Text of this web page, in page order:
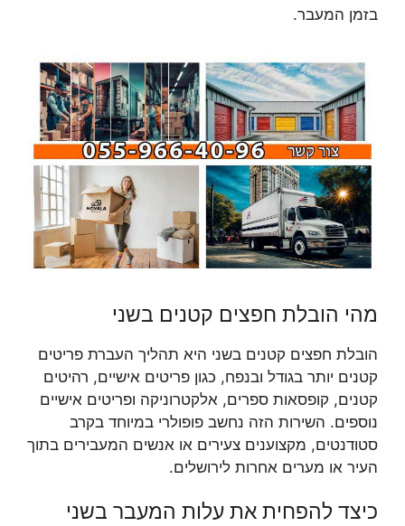
בזמן המעבר.
מהי הובלת חפצים קטנים בשני
הובלת חפצים קטנים בשני היא תהליך העברת פריטים
קטנים יותר בגודל ובנפח, כגון פריטים אישיים, רהיטים
קטנים, קופסאות ספרים, אלקטרוניקה ופריטים אישיים
נוספים. השירות הזה נחשב פופולרי במיוחד בקרב
סטודנטים, מקצוענים צעירים או אנשים המעבירים בתוך
העיר או מערים אחרות לירושלים.
כיצד להפחית את עלות המעבר בשני